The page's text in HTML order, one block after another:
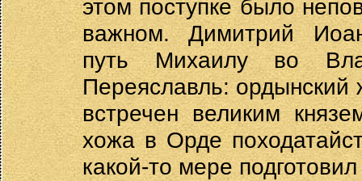
этом поступке было
важном. Димитрий
путь Михаилу во
Переяславль:
встречен великим
хожа в Орде
какой-то мере